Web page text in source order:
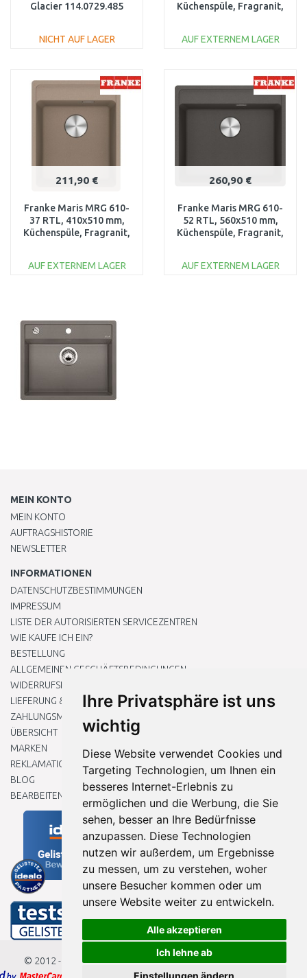
Ihre Privatsphäre ist uns
wichtig
Diese Website verwendet Cookies und
Targeting Technologien, um Ihnen ein
besseres Internet-Erlebnis zu
ermöglichen und die Werbung, die Sie
sehen, besser an Ihre Bedürfnisse
anzupassen. Diese Technologien
nutzen wir außerdem, um Ergebnisse
zu messen, um zu verstehen, woher
unsere Besucher kommen oder um
unsere Website weiter zu entwickeln.
Alle akzeptieren
Ich lehne ab
Einstellungen ändern
Glacier 114.0729.485
NICHT AUF LAGER
Vergleichen
Küchenspüle, Fragranit,
AUF EXTERNEM LAGER
Vergleichen
211,90 €
Franke Maris MRG 610-
37 RTL, 410x510 mm,
Küchenspüle, Fragranit,
AUF EXTERNEM LAGER
Vergleichen
260,90 €
Franke Maris MRG 610-
52 RTL, 560x510 mm,
Küchenspüle, Fragranit,
AUF EXTERNEM LAGER
MEIN KONTO
MEIN KONTO
AUFTRAGSHISTORIE
NEWSLETTER
INFORMATIONEN
DATENSCHUTZBESTIMMUNGEN
IMPRESSUM
LISTE DER AUTORISIERTEN SERVICEZENTREN
WIE KAUFE ICH EIN?
BESTELLUNG
ALLGEMEINEN GESCHÄFTSBEDINGUNGEN
WIDERRUFSRECHT
LIEFERUNG & ZAHLUNG
ZAHLUNGSMETHODEN
ÜBERSICHT
MARKEN
REKLAMATIONEN UND RETOUREN
BLOG
BEARBEITEN SIE MEINE COOKIE-EINSTELLUNGEN
© 2012 - 2026Baumarkteu.de